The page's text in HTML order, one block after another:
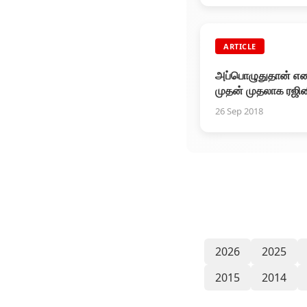
ARTICLE
அப்பொழுதுதான்
முதன் முதலாக
ரசிகனாக
26 Sep 2018
2026
2025
2015
2014